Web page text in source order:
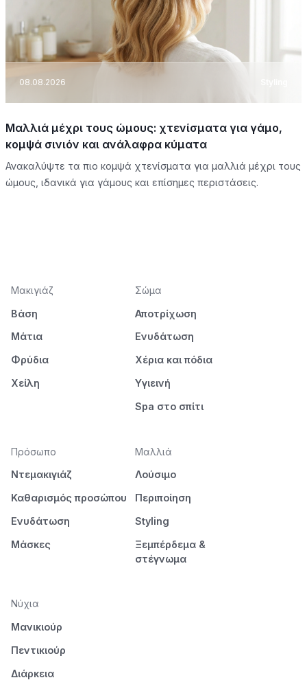
08.08.2026
Μαλλιά μέχρι τους ώμους: χτενίσματα για γάμο,
κομψά σινιόν και ανάλαφρα κύματα
Ανακαλύψτε τα πιο κομψά χτενίσματα για μαλλιά μέχρι τους
ώμους, ιδανικά για γάμους και επίσημες περιστάσεις.
Μακιγιάζ
Βάση
Μάτια
Φρύδια
Χείλη
Σώμα
Αποτρίχωση
Ενυδάτωση
Χέρια και πόδια
Υγιεινή
Spa στο σπίτι
Πρόσωπο
Ντεμακιγιάζ
Καθαρισμός προσώπου
Ενυδάτωση
Μάσκες
Μαλλιά
Λούσιμο
Περιποίηση
Styling
Ξεμπέρδεμα &
στέγνωμα
Νύχια
Μανικιούρ
Πεντικιούρ
Διάρκεια